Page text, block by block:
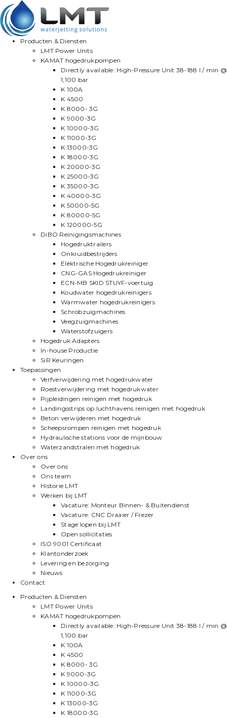
Producten & Diensten
LMT Power Units
KAMAT hogedrukpompen
Directly available: High-Pressure Unit 38-188 l / min @
1,100 bar
K 100A
K 4500
K 8000- 3G
K 9000-3G
K 10000-3G
K 11000-3G
K 13000-3G
K 18000-3G
K 20000-3G
K 25000-3G
K 35000-3G
K 40000-3G
K 50000-5G
K 80000-5G
K 120000-5G
DiBO Reinigingsmachines
Hogedruktrailers
Onkruidbestrijders
Elektrische Hogedrukreiniger
CNG-GAS Hogedrukreiniger
ECN-MB SKID STUYF-voertuig
Koudwater hogedrukreinigers
Warmwater hogedrukreinigers
Schrobzuigmachines
Veegzuigmachines
Waterstofzuigers
Hogedruk Adapters
In-house Productie
SiR Keuringen
Toepassingen
Verfverwijdering met hogedrukwater
Roestverwijdering met hogedrukwater
Pijpleidingen reinigen met hogedruk
Landingsstrips op luchthavens reinigen met hogedruk
Beton verwijderen met hogedruk
Scheepsrompen reinigen met hogedruk
Hydraulische stations voor de mijnbouw
Waterzandstralen met hogedruk
Over ons
Over ons
Ons team
Historie LMT
Werken bij LMT
Vacature: Monteur Binnen- & Buitendienst
Vacature: CNC Draaier / Frezer
Stage lopen bij LMT
Open sollicitaties
ISO 9001 Certificaat
Klantonderzoek
Levering en bezorging
Nieuws
Contact
Producten & Diensten
LMT Power Units
KAMAT hogedrukpompen
Directly available: High-Pressure Unit 38-188 l / min @
1,100 bar
K 100A
K 4500
K 8000- 3G
K 9000-3G
K 10000-3G
K 11000-3G
K 13000-3G
K 18000-3G